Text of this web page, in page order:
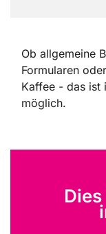
Ob allgemeine
Formularen
Kaffee - das ist
möglich.